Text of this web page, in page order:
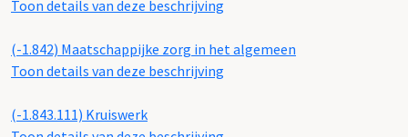
Toon details van deze beschrijving
(-1.842) Maatschappijke zorg in het algemeen
Toon details van deze beschrijving
(-1.843.111) Kruiswerk